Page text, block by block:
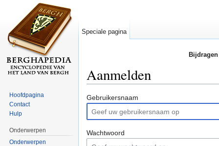
Aanmelden
Gebruikersnaam
Wachtwoord
Speciale pagina
Hoofdpagina
Contact
Hulp
Onderwerpen
Onderwerpen